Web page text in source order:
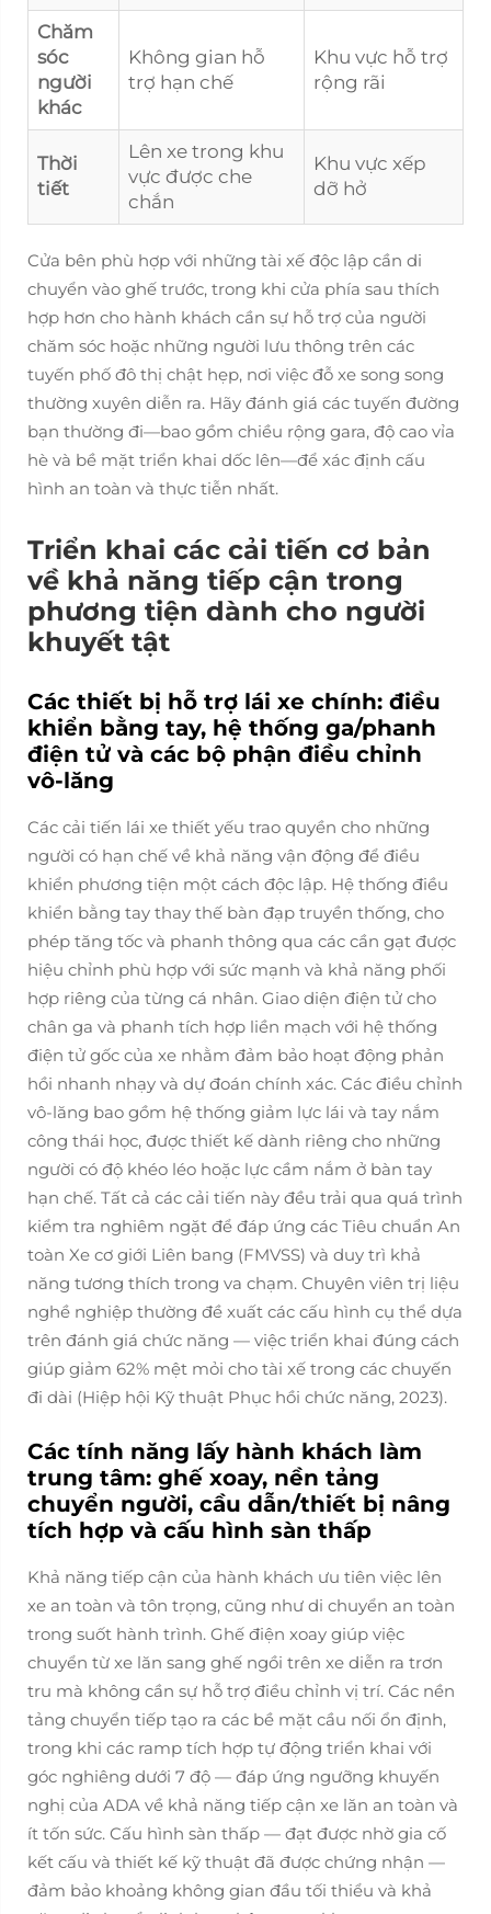
Chăm
sóc
người
khác
Không gian hỗ
trợ hạn chế
Khu vực hỗ trợ
rộng rãi
Thời
tiết
Lên xe trong khu
vực được che
chắn
Khu vực xếp
dỡ hở
Cửa bên phù hợp với những tài xế độc lập cần di
chuyển vào ghế trước, trong khi cửa phía sau thích
hợp hơn cho hành khách cần sự hỗ trợ của người
chăm sóc hoặc những người lưu thông trên các
tuyến phố đô thị chật hẹp, nơi việc đỗ xe song song
thường xuyên diễn ra. Hãy đánh giá các tuyến đường
bạn thường đi—bao gồm chiều rộng gara, độ cao vỉa
hè và bề mặt triển khai dốc lên—để xác định cấu
hình an toàn và thực tiễn nhất.
Triển khai các cải tiến cơ bản
về khả năng tiếp cận trong
phương tiện dành cho người
khuyết tật
Các thiết bị hỗ trợ lái xe chính: điều
khiển bằng tay, hệ thống ga/phanh
điện tử và các bộ phận điều chỉnh
vô-lăng
Các cải tiến lái xe thiết yếu trao quyền cho những
người có hạn chế về khả năng vận động để điều
khiển phương tiện một cách độc lập. Hệ thống điều
khiển bằng tay thay thế bàn đạp truyền thống, cho
phép tăng tốc và phanh thông qua các cần gạt được
hiệu chỉnh phù hợp với sức mạnh và khả năng phối
hợp riêng của từng cá nhân. Giao diện điện tử cho
chân ga và phanh tích hợp liền mạch với hệ thống
điện tử gốc của xe nhằm đảm bảo hoạt động phản
hồi nhanh nhạy và dự đoán chính xác. Các điều chỉnh
vô-lăng bao gồm hệ thống giảm lực lái và tay nắm
công thái học, được thiết kế dành riêng cho những
người có độ khéo léo hoặc lực cầm nắm ở bàn tay
hạn chế. Tất cả các cải tiến này đều trải qua quá trình
kiểm tra nghiêm ngặt để đáp ứng các Tiêu chuẩn An
toàn Xe cơ giới Liên bang (FMVSS) và duy trì khả
năng tương thích trong va chạm. Chuyên viên trị liệu
nghề nghiệp thường đề xuất các cấu hình cụ thể dựa
trên đánh giá chức năng — việc triển khai đúng cách
giúp giảm 62% mệt mỏi cho tài xế trong các chuyến
đi dài (Hiệp hội Kỹ thuật Phục hồi chức năng, 2023).
Các tính năng lấy hành khách làm
trung tâm: ghế xoay, nền tảng
chuyển người, cầu dẫn/thiết bị nâng
tích hợp và cấu hình sàn thấp
Khả năng tiếp cận của hành khách ưu tiên việc lên
xe an toàn và tôn trọng, cũng như di chuyển an toàn
trong suốt hành trình. Ghế điện xoay giúp việc
chuyển từ xe lăn sang ghế ngồi trên xe diễn ra trơn
tru mà không cần sự hỗ trợ điều chỉnh vị trí. Các nền
tảng chuyển tiếp tạo ra các bề mặt cầu nối ổn định,
trong khi các ramp tích hợp tự động triển khai với
góc nghiêng dưới 7 độ — đáp ứng ngưỡng khuyến
nghị của ADA về khả năng tiếp cận xe lăn an toàn và
ít tốn sức. Cấu hình sàn thấp — đạt được nhờ gia cố
kết cấu và thiết kế kỹ thuật đã được chứng nhận —
đảm bảo khoảng không gian đầu tối thiểu và khả